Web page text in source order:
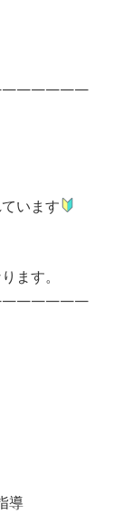
います
ます。
導